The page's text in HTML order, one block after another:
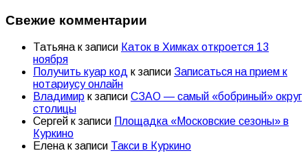
Свежие комментарии
Татьяна к записи Каток в Химках откроется 13
ноября
Получить куар код к записи Записаться на прием к
нотариусу онлайн
Владимир к записи СЗАО — самый «бобриный» округ
столицы
Сергей к записи Площадка «Московские сезоны» в
Куркино
Елена к записи Такси в Куркино